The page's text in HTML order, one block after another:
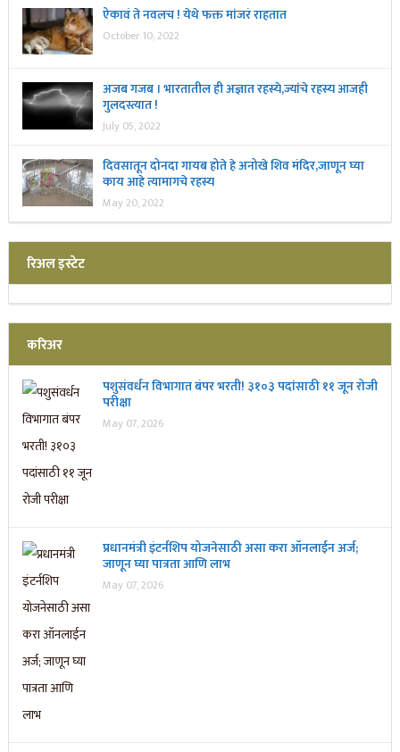
ऐकावं ते नवलच ! येथे फक्त मांजरं राहतात
October 10, 2022
अजब गजब । भारतातील ही अज्ञात रहस्ये,ज्यांचे रहस्य आजही
गुलदस्त्यात !
July 05, 2022
दिवसातून दोनदा गायब होते हे अनोखे शिव मंदिर,जाणून घ्या
काय आहे त्यामागचे रहस्य
May 20, 2022
रिअल इस्टेट
करिअर
पशुसंवर्धन विभागात बंपर भरती! ३१०३ पदांसाठी ११ जून रोजी
परीक्षा
May 07, 2026
प्रधानमंत्री इंटर्नशिप योजनेसाठी असा करा ऑनलाईन अर्ज;
जाणून घ्या पात्रता आणि लाभ
May 07, 2026